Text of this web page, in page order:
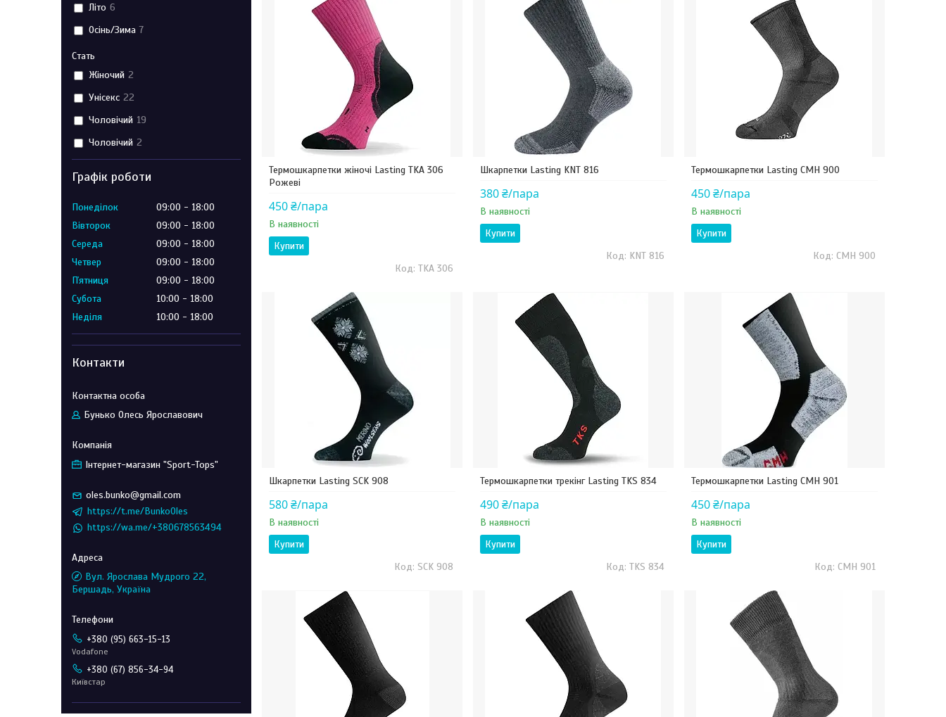
Термошкарпетки жіночі Lasting TKA 306
Рожеві
450 ₴/пара
В наявності
Купити
TKA 306
Шкарпетки Lasting KNT 816
380 ₴/пара
В наявності
Купити
KNT 816
Термошкарпетки Lasting CMH 900
450 ₴/пара
В наявності
Купити
CMH 900
Шкарпетки Lasting SCK 908
580 ₴/пара
В наявності
Купити
SCK 908
Термошкарпетки трекінг Lasting TKS 834
490 ₴/пара
В наявності
Купити
TKS 834
Термошкарпетки Lasting CMH 901
450 ₴/пара
В наявності
Купити
CMH 901
Літо 6
Осінь/Зима 7
Стать
Жіночий 2
Унісекс 22
Чоловічий 19
Чоловічий 2
Графік роботи
Понеділок 09:00
18:00
Вівторок
09:00
18:00
Середа
09:00
18:00
Четвер
09:00
18:00
Пʼятниця
09:00
18:00
Субота
10:00
18:00
Неділя
10:00 18:00
Контакти
Бунько Олесь Ярославович
Інтернет-магазин "Sport-Tops"
oles.bunko@gmail.com
https://t.me/BunkoOles
https://wa.me/+380678563494
Вул. Ярослава Мудрого 22,
Бершадь, Україна
+380 (95) 663-15-13
Vodafone
+380 (67) 856-34-94
Київстар